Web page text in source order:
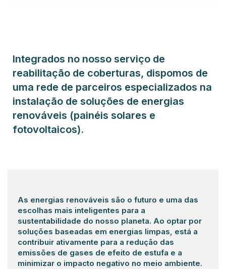
Integrados no nosso serviço de
reabilitação de coberturas, dispomos de
uma rede de parceiros especializados na
instalação de soluções de energias
renováveis (painéis solares e
fotovoltaicos).
As energias renováveis são o futuro e uma das
escolhas mais inteligentes para a
sustentabilidade do nosso planeta. Ao optar por
soluções baseadas em energias limpas, está a
contribuir ativamente para a redução das
emissões de gases de efeito de estufa e a
minimizar o impacto negativo no meio ambiente.